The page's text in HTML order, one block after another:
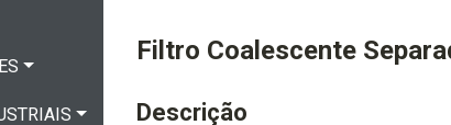
Filtro Coalescente
Descrição